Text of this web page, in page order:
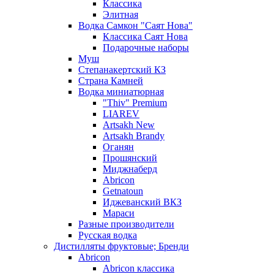
Классика
Элитная
Водка Самкон "Саят Нова"
Классика Саят Нова
Подарочные наборы
Муш
Степанакертский КЗ
Страна Камней
Водка миниатюрная
"Thiv" Premium
LIAREV
Artsakh New
Artsakh Brandy
Оганян
Прошянский
Миджнаберд
Abricon
Getnatoun
Иджеванский ВКЗ
Мараси
Разные производители
Русская водка
Дистилляты фруктовые; Бренди
Abricon
Abricon классика